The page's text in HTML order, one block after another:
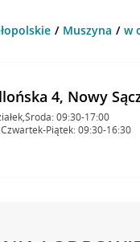
Muszyna w
4, Nowy
09:30-17:00
Piątek: 09:30-16:30